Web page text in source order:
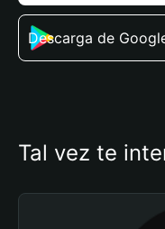
Descarga de
Tal vez te